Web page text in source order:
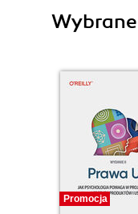
Promocja